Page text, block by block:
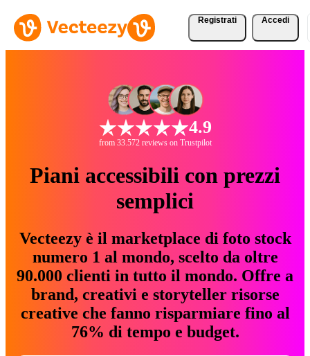
Registrati Accedi
4.9
from 33.572 reviews on Trustpilot
Piani accessibili con prezzi
semplici
Vecteezy è il marketplace di foto stock
numero 1 al mondo, scelto da oltre
90.000 clienti in tutto il mondo. Offre a
brand, creativi e storyteller risorse
creative che fanno risparmiare fino al
76% di tempo e budget.